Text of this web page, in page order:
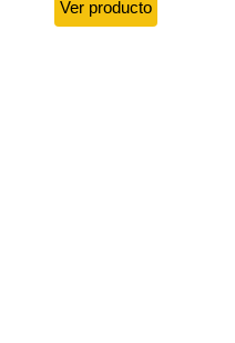
Ver producto